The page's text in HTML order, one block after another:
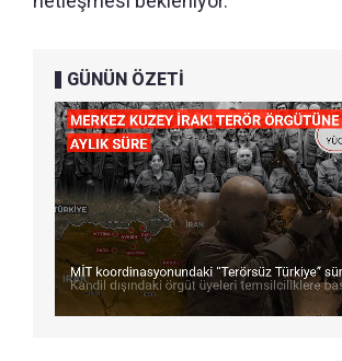
GÜNÜN ÖZETİ